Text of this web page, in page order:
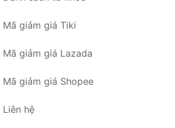
Mã giảm giá Tiki
Mã giảm giá Lazada
Mã giảm giá Shopee
Liên hệ